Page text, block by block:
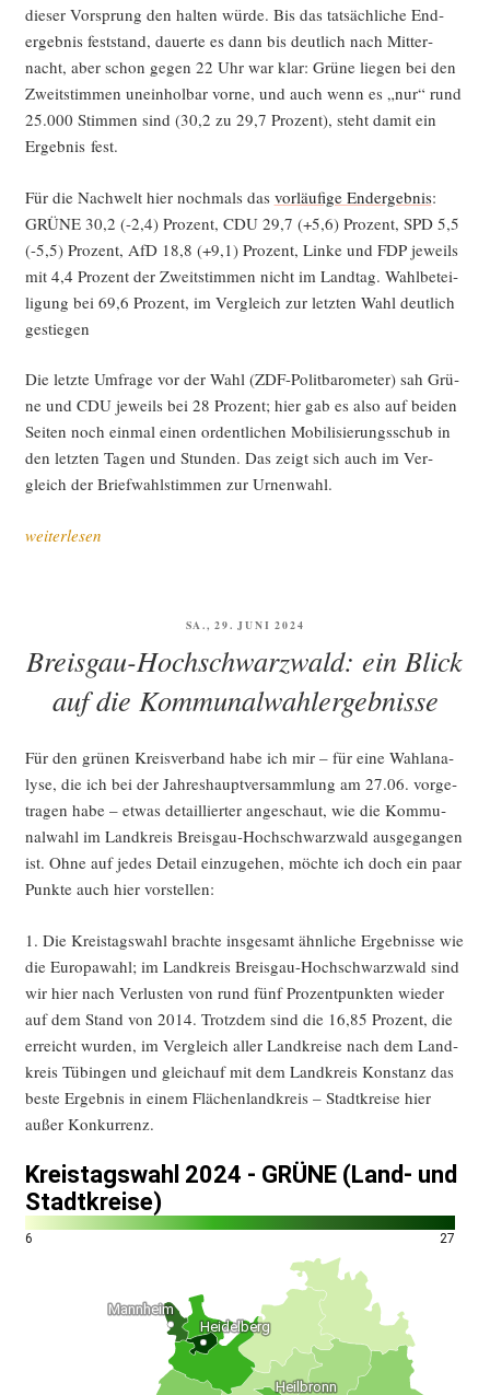
die­ser Vor­sprung den hal­ten wür­de. Bis das tat­säch­li­che End­
ergeb­nis fest­stand, dau­er­te es dann bis deut­lich nach Mit­ter­
nacht, aber schon gegen 22 Uhr war klar: Grü­ne lie­gen bei den
Zweit­stim­men unein­hol­bar vor­ne, und auch wenn es „nur“ rund
25.000 Stim­men sind (30,2 zu 29,7 Pro­zent), steht damit ein
Ergeb­nis fest.
Für die Nach­welt hier noch­mals das vor­läu­fi­ge End­ergeb­nis:
GRÜNE 30,2 (-2,4) Pro­zent, CDU 29,7 (+5,6) Pro­zent, SPD 5,5
(-5,5) Pro­zent, AfD 18,8 (+9,1) Pro­zent, Lin­ke und FDP jeweils
mit 4,4 Pro­zent der Zweit­stim­men nicht im Land­tag. Wahl­be­tei­
li­gung bei 69,6 Pro­zent, im Ver­gleich zur letz­ten Wahl deut­lich
gestiegen
Die letz­te Umfra­ge vor der Wahl (ZDF-Polit­ba­ro­me­ter) sah Grü­
ne und CDU jeweils bei 28 Pro­zent; hier gab es also auf bei­den
Sei­ten noch ein­mal einen ordent­li­chen Mobi­li­sie­rungs­schub in
den letz­ten Tagen und Stun­den. Das zeigt sich auch im Ver­
gleich der Brief­wahl­stim­men zur Urnenwahl.
„Wahl­
Land­
wahl
weiterlesen
VERÖFFENTLICHT
SA., 29. JUNI 2024
Breisgau-Hochschwarzwald: ein Blick
auf die Kommunalwahlergebnisse
Für den grü­nen Kreis­ver­band habe ich mir – für eine Wahl­ana­
ly­se, die ich bei der Jah­res­haupt­ver­samm­lung am 27.06. vor­ge­
tra­gen habe – etwas detail­lier­ter ange­schaut, wie die Kom­mu­
nal­wahl im Land­kreis Breis­gau-Hoch­schwarz­wald aus­ge­gan­gen
ist. Ohne auf jedes Detail ein­zu­ge­hen, möch­te ich doch ein paar
Punk­te auch hier vorstellen:
1. Die Kreis­tags­wahl brach­te ins­ge­samt ähn­li­che Ergeb­nis­se wie
die Euro­pa­wahl; im Land­kreis Breis­gau-Hoch­schwarz­wald sind
wir hier nach Ver­lus­ten von rund fünf Pro­zent­punk­ten wie­der
auf dem Stand von 2014. Trotz­dem sind die 16,85 Pro­zent, die
erreicht wur­den, im Ver­gleich aller Land­krei­se nach dem Land­
kreis Tübin­gen und gleich­auf mit dem Land­kreis Kon­stanz das
bes­te Ergeb­nis in einem Flä­chen­land­kreis – Stadt­krei­se hier
außer Konkurrenz.